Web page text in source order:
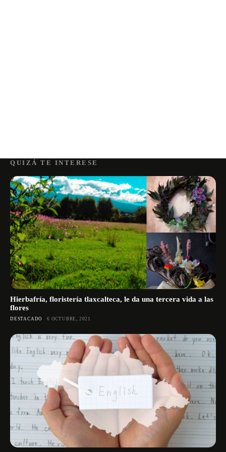
QUIZÁ TE INTERESE
Hierbafría, floristería tlaxcalteca, le da una tercera vida a las
flores
DESTACADO 6 OCTUBRE, 2021